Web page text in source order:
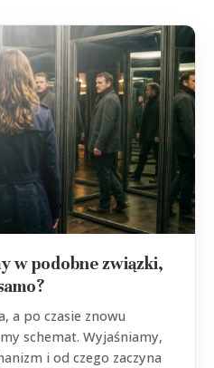
w podobne związki,
a po czasie znowu
schemat. Wyjaśniamy,
i od czego zaczyna